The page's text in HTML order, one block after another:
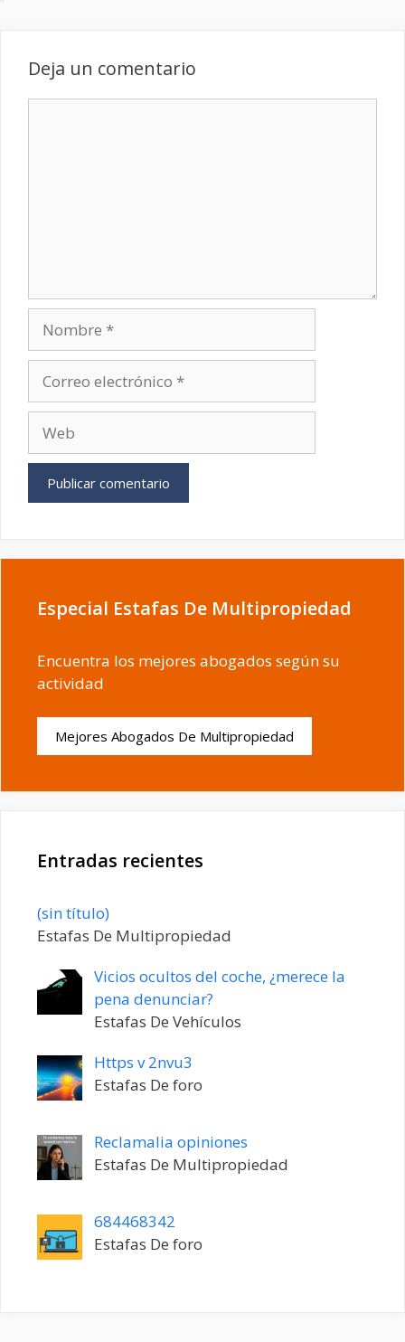
Deja un comentario
electrónico
Especial Estafas De Multipropiedad
Encuentra los mejores abogados según su
actividad
Mejores Abogados De Multipropiedad
Entradas recientes
(sin título)Entrada
20198
Estafas De Multipropiedad
Vicios ocultos del coche, ¿merece la
pena denunciar?
Estafas De Vehículos
Https v 2nvu3
Estafas De foro
Reclamalia opiniones
Estafas De Multipropiedad
684468342
Estafas De foro